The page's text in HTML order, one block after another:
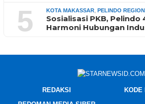
5 KOTA MAKASSAR PELINDO
Sosialisasi PKB, Pelindo
Harmoni Hubungan
REDAKSI